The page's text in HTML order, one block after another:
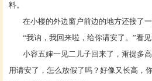
料。
在小楼的外边窗户前边的地方还接了一
“我讷，我回来啦，给你请安了。”看见
小容五婶一见二儿子回来了，甭提多高
用请安了，怎么放假了吗？好像又长高，